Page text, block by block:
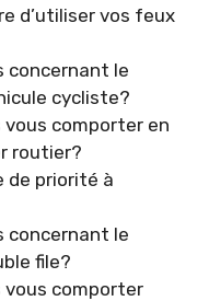
d’utiliser vos feux
concernant le
cycliste?
comporter en
routier?
de priorité à
concernant le
file?
vous comporter